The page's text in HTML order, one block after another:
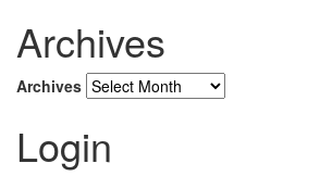
Archives
Archives
Login